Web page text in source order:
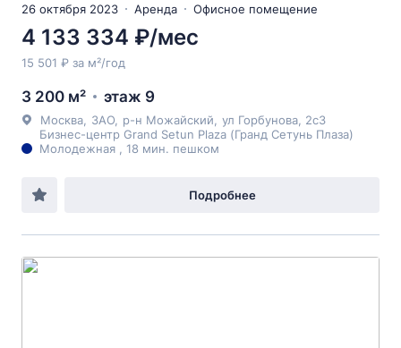
26 октября 2023 Аренда Офисное помещение
4 133 334 ₽/мес
15 501 ₽ за м²/год
3 200 м² этаж 9
Москва ЗАО р-н Можайский ул Горбунова , 2с3
Бизнес-центр Grand Setun Plaza (Гранд Сетунь Плаза)
Молодежная , 18 мин. пешком
Подробнее